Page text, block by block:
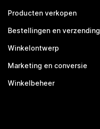
Producten verkopen
Bestellingen en verzending
Winkelontwerp
Marketing en conversie
Winkelbeheer